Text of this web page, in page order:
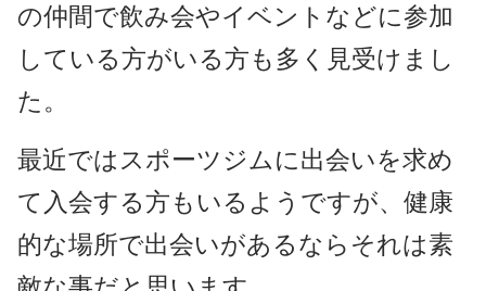
の仲間で飲み会やイベントなどに参加
している方がいる方も多く見受けまし
た。
最近ではスポーツジムに出会いを求め
て入会する方もいるようですが、健康
的な場所で出会いがあるならそれは素